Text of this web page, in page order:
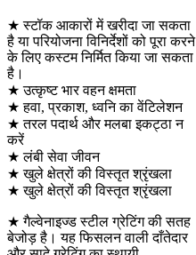
★ स्टॉक आकारों में खरीदा जा सकता
है या परियोजना विनिर्देशों को पूरा करने
के लिए कस्टम निर्मित किया जा सकता
है।
★ उत्कृष्ट भार वहन क्षमता
★ हवा, प्रकाश, ध्वनि का वेंटिलेशन
★ तरल पदार्थ और मलबा इकट्ठा न
करें
★ लंबी सेवा जीवन
★ खुले क्षेत्रों की विस्तृत श्रृंखला
★ खुले क्षेत्रों की विस्तृत श्रृंखला
★ गैल्वेनाइज्ड स्टील ग्रेटिंग की सतह
बेजोड़ है। यह फिसलन वाली दाँतेदार